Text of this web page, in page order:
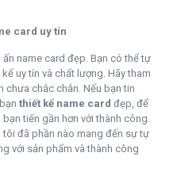
card uy tín
name card đẹp. Bạn có thể tự
uy tín và chất lượng. Hãy tham
chưa chắc chắn. Nếu bạn tin
thiết kế name card đẹp, để
tiến gần hơn với thành công.
tôi đã phần nào mang đến sự tự
với sản phẩm và thành công